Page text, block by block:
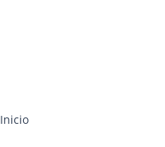
Inicio